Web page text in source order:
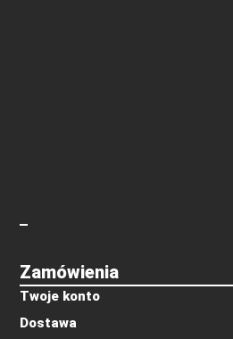
Zamówienia
Twoje konto
Dostawa